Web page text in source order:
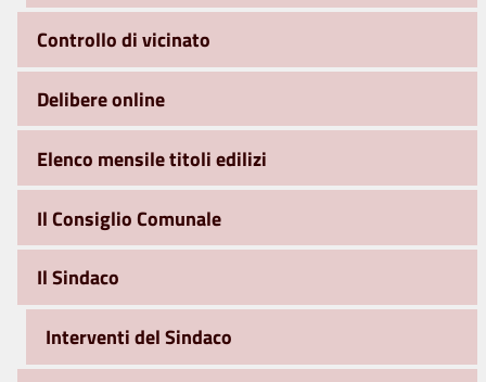
Controllo di vicinato
Delibere online
Elenco mensile titoli edilizi
Il Consiglio Comunale
Il Sindaco
Interventi del Sindaco